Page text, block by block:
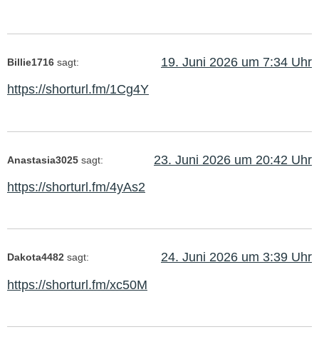
Billie1716 sagt:
19. Juni 2026 um 7:34 Uhr
https://shorturl.fm/1Cg4Y
Anastasia3025 sagt:
23. Juni 2026 um 20:42 Uhr
https://shorturl.fm/4yAs2
Dakota4482 sagt:
24. Juni 2026 um 3:39 Uhr
https://shorturl.fm/xc50M